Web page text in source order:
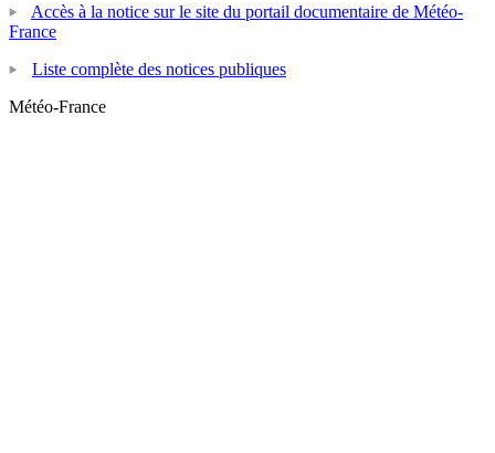
Accès à la notice sur le site du portail documentaire de Météo-
France
Liste complète des notices publiques
Météo-France